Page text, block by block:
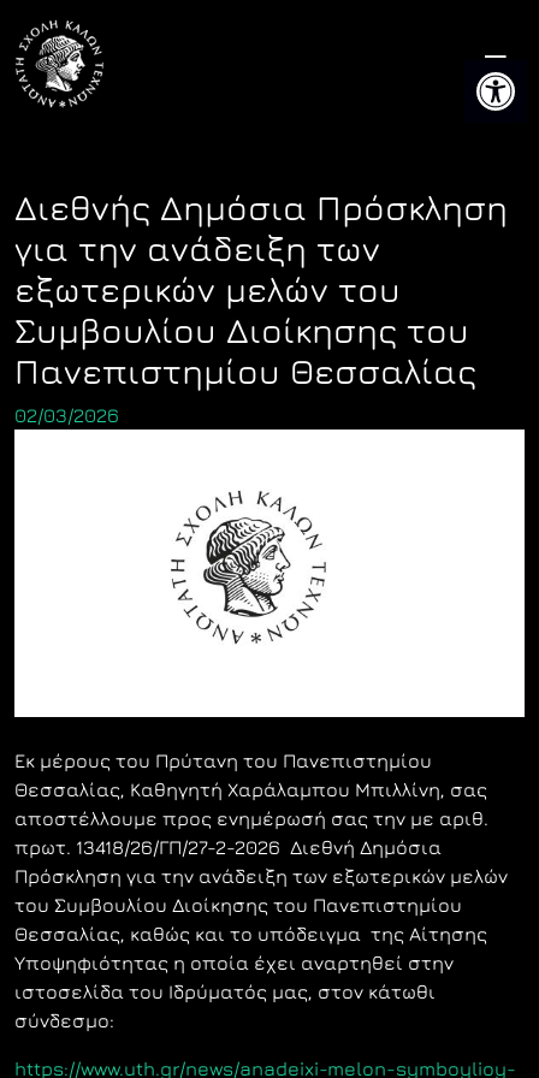
content
Διεθνής Δημόσια Πρόσκληση
για την ανάδειξη των
εξωτερικών μελών του
Συμβουλίου Διοίκησης του
Πανεπιστημίου Θεσσαλίας
02/03/2026
Εκ μέρους του Πρύτανη του Πανεπιστημίου
Θεσσαλίας, Καθηγητή Χαράλαμπου Μπιλλίνη, σας
αποστέλλουμε προς ενημέρωσή σας την με αριθ.
πρωτ. 13418/26/ΓΠ/27-2-2026 Διεθνή Δημόσια
Πρόσκληση για την ανάδειξη των εξωτερικών μελών
του Συμβουλίου Διοίκησης του Πανεπιστημίου
Θεσσαλίας, καθώς και το υπόδειγμα της Αίτησης
Υποψηφιότητας η οποία έχει αναρτηθεί στην
ιστοσελίδα του Ιδρύματός μας, στον κάτωθι
σύνδεσμο:
https://www.uth.gr/news/anadeixi-melon-symboylioy-